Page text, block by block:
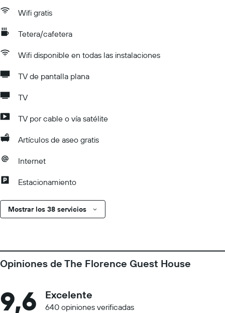
Wifi gratis
Tetera/cafetera
Wifi disponible en todas las instalaciones
TV de pantalla plana
TV
TV por cable o vía satélite
Artículos de aseo gratis
Internet
Estacionamiento
Mostrar los 38 servicios
Opiniones de The Florence Guest House
9,6 Excelente
640 opiniones verificadas